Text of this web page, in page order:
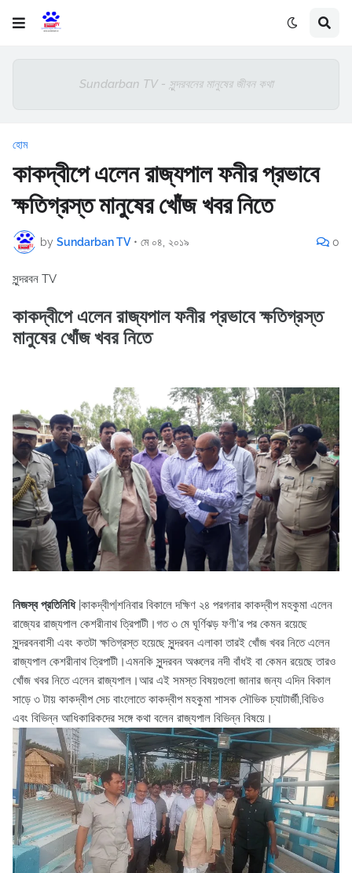
Sundarban TV - সুন্দরবনের মানুষের জীবন কথা
হোম
কাকদ্বীপে এলেন রাজ্যপাল ফনীর প্রভাবে
ক্ষতিগ্রস্ত মানুষের খোঁজ খবর নিতে
by Sundarban TV • মে ০৪, ২০১৯ 0
সুন্দরবন TV
কাকদ্বীপে এলেন রাজ্যপাল ফনীর প্রভাবে ক্ষতিগ্রস্ত
মানুষের খোঁজ খবর নিতে
নিজস্ব প্রতিনিধি|কাকদ্বীপ|শনিবার বিকালে দক্ষিণ ২৪ পরগনার কাকদ্বীপ মহকুমা এলেন
রাজ্যের রাজ্যপাল কেশরীনাথ ত্রিপাটী।গত ৩ মে ঘূর্ণিঝড় ফণী'র পর কেমন রয়েছে
সুন্দরবনবাসী এবং কতটা ক্ষতিগ্রস্ত হয়েছে সুন্দরবন এলাকা তারই খোঁজ খবর নিতে এলেন
রাজ্যপাল কেশরীনাথ ত্রিপাটী।এমনকি সুন্দরবন অঞ্চলের নদী বাঁধই বা কেমন রয়েছে তারও
খোঁজ খবর নিতে এলেন রাজ্যপাল।আর এই সমস্ত বিষয়গুলো জানার জন্য এদিন বিকাল
সাড়ে ৩ টায় কাকদ্বীপ সেচ বাংলোতে কাকদ্বীপ মহকুমা শাসক সৌভিক চ্যাটার্জী,বিডিও
এবং বিভিন্ন আধিকারিকদের সঙ্গে কথা বলেন রাজ্যপাল বিভিন্ন বিষয়ে।